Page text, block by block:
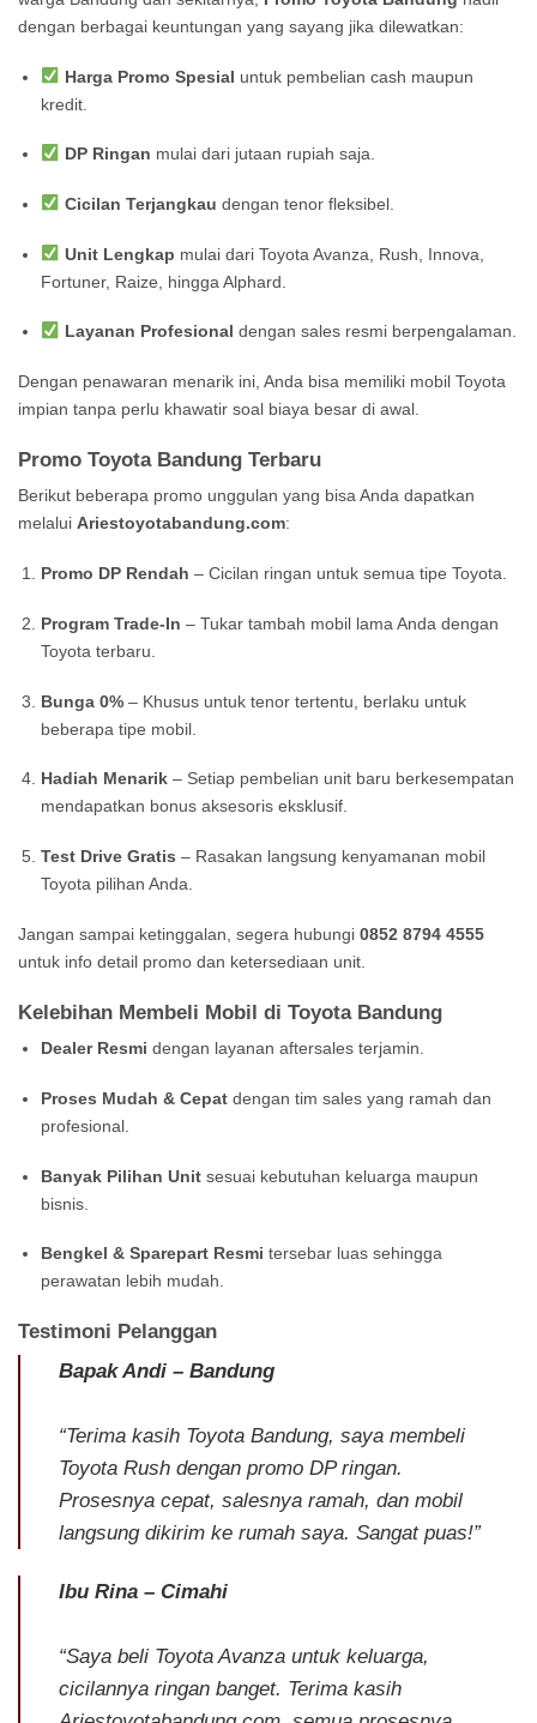
dengan berbagai keuntungan yang sayang jika dilewatkan:
Harga Promo Spesial untuk pembelian cash maupun
kredit.
DP Ringan mulai dari jutaan rupiah saja.
Cicilan Terjangkau dengan tenor fleksibel.
Unit Lengkap mulai dari Toyota Avanza, Rush, Innova,
Fortuner, Raize, hingga Alphard.
Layanan Profesional dengan sales resmi berpengalaman.
Dengan penawaran menarik ini, Anda bisa memiliki mobil Toyota
impian tanpa perlu khawatir soal biaya besar di awal.
Promo Toyota Bandung Terbaru
Berikut beberapa promo unggulan yang bisa Anda dapatkan
melalui Ariestoyotabandung.com:
Promo DP Rendah – Cicilan ringan untuk semua tipe Toyota.
Program Trade-In – Tukar tambah mobil lama Anda dengan
Toyota terbaru.
Bunga 0%– Khusus untuk tenor tertentu, berlaku untuk
beberapa tipe mobil.
Hadiah Menarik– Setiap pembelian unit baru berkesempatan
mendapatkan bonus aksesoris eksklusif.
Test Drive Gratis – Rasakan langsung kenyamanan mobil
Toyota pilihan Anda.
Jangan sampai ketinggalan, segera hubungi 0852 8794 4555
untuk info detail promo dan ketersediaan unit.
Kelebihan Membeli Mobil di Toyota Bandung
Dealer Resmi dengan layanan aftersales terjamin.
Proses Mudah & Cepatdengan tim sales yang ramah dan
profesional.
Banyak Pilihan Unitsesuai kebutuhan keluarga maupun
bisnis.
Bengkel & Sparepart Resmi tersebar luas sehingga
perawatan lebih mudah.
Testimoni Pelanggan
Bapak Andi – Bandung
“Terima kasih Toyota Bandung, saya membeli
Toyota Rush dengan promo DP ringan.
Prosesnya cepat, salesnya ramah, dan mobil
langsung dikirim ke rumah saya. Sangat puas!”
Ibu Rina – Cimahi
“Saya beli Toyota Avanza untuk keluarga,
cicilannya ringan banget. Terima kasih